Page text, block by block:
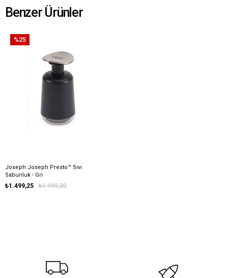
Benzer Ürünler
Joseph Joseph Presto™ Sıvı
Sabunluk - Gri
₺1.499,25 ₺1.999,00
%25